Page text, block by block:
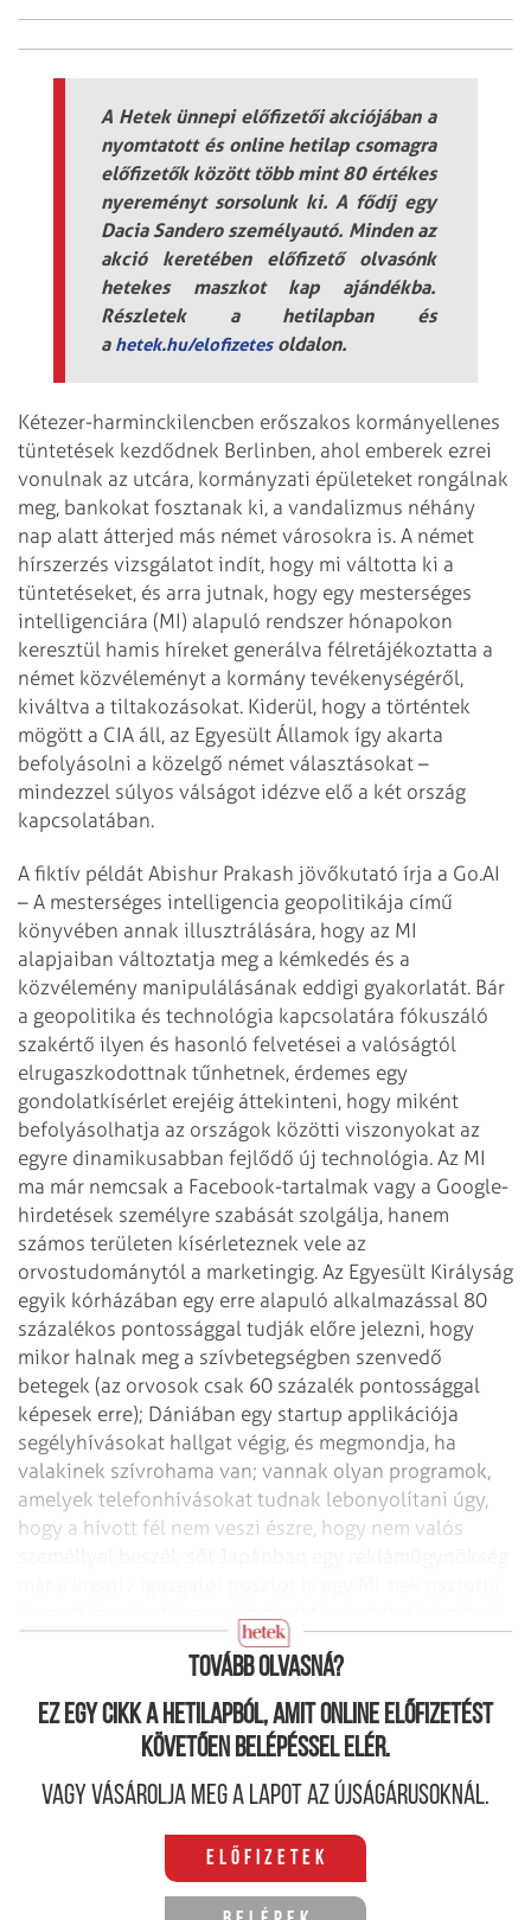
A Hetek ünnepi előfizetői akciójában a
nyomtatott és online hetilap csomagra
előfizetők között több mint 80 értékes
nyereményt sorsolunk ki. A fődíj egy
Dacia Sandero személyautó. Minden az
akció keretében előfizető olvasónk
hetekes maszkot kap ajándékba.
Részletek a hetilapban és
a hetek.hu/elofizetesoldalon.
Kétezer-harminckilencben erőszakos kormányellenes
tüntetések kezdődnek Berlinben, ahol emberek ezrei
vonulnak az utcára, kormányzati épületeket rongálnak
meg, bankokat fosztanak ki, a vandalizmus néhány
nap alatt átterjed más német városokra is. A német
hírszerzés vizsgálatot indít, hogy mi váltotta ki a
tüntetéseket, és arra jutnak, hogy egy mesterséges
intelligenciára (MI) alapuló rendszer hónapokon
keresztül hamis híreket generálva félretájékoztatta a
német közvéleményt a kormány tevékenységéről,
kiváltva a tiltakozásokat. Kiderül, hogy a történtek
mögött a CIA áll, az Egyesült Államok így akarta
befolyásolni a közelgő német választásokat –
mindezzel súlyos válságot idézve elő a két ország
kapcsolatában.
A fiktív példát Abishur Prakash jövőkutató írja a Go.AI
– A mesterséges intelligencia geopolitikája című
könyvében annak illusztrálására, hogy az MI
alapjaiban változtatja meg a kémkedés és a
közvélemény manipulálásának eddigi gyakorlatát. Bár
a geopolitika és technológia kapcsolatára fókuszáló
szakértő ilyen és hasonló felvetései a valóságtól
elrugaszkodottnak tűnhetnek, érdemes egy
gondolatkísérlet erejéig áttekinteni, hogy miként
befolyásolhatja az országok közötti viszonyokat az
egyre dinamikusabban fejlődő új technológia. Az MI
ma már nemcsak a Facebook-tartalmak vagy a Google-
hirdetések személyre szabását szolgálja, hanem
számos területen kísérleteznek vele az
orvostudománytól a marketingig. Az Egyesült Királyság
egyik kórházában egy erre alapuló alkalmazással 80
százalékos pontossággal tudják előre jelezni, hogy
mikor halnak meg a szívbetegségben szenvedő
betegek (az orvosok csak 60 százalék pontossággal
képesek erre); Dániában egy startup applikációja
segélyhívásokat hallgat végig, és megmondja, ha
valakinek szívrohama van; vannak olyan programok,
amelyek telefonhívásokat tudnak lebonyolítani úgy,
hogy a hívott fél nem veszi észre, hogy nem valós
Tovább olvasná?
Ez egy cikk a hetilapból, amit online előfizetést
követően belépéssel elér.
Vagy vásárolja meg a lapot az újságárusoknál.
Előfizetek